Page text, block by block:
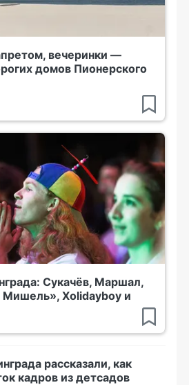
вечеринки —
домов Пионерского
Сукачёв, Маршал,
Мишель», Xolidayboy и
рассказали, как
кадров из детсадов